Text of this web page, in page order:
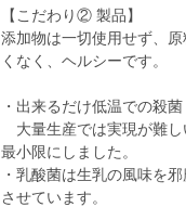
【こだわり② 製品】
添加物は一切使用せず、
くなく、ヘルシーです。
・出来るだけ低温での殺菌
大量生産では実現が難し
最小限にしました。
・乳酸菌は生乳の風味を
させています。